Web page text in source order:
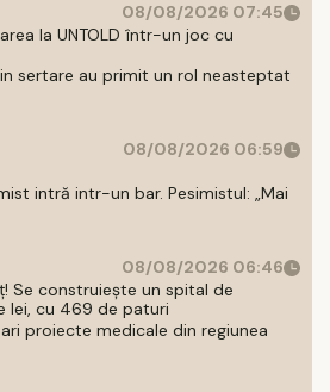
08/08/2026 07:45
la UNTOLD într-un joc cu
sertare au primit un rol neasteptat
08/08/2026 06:59
intră intr-un bar. Pesimistul: „Mai
08/08/2026 06:46
Se construiește un spital de
lei, cu 469 de paturi
proiecte medicale din regiunea